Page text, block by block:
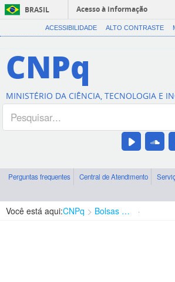
BRASIL
Acesso à informação
ACESSIBILIDADE ALTO CONTRASTE
CNPq
MINISTÉRIO DA CIÊNCIA, TECNOLOGIA E
Perguntas frequentes Central de Atendimento
Você está aqui:CNPq Bolsas e Auxílios Vigentes